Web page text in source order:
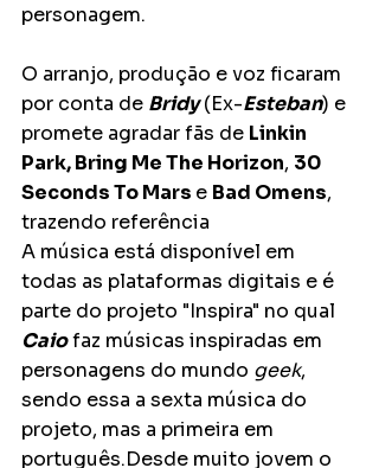
personagem.
O arranjo, produção e voz ficaram
por conta de Bridy (Ex-Esteban) e
promete agradar fãs de Linkin
Park, Bring Me The Horizon, 30
Seconds To Mars e Bad Omens,
trazendo referência
A música está disponível em
todas as plataformas digitais e é
parte do projeto "Inspira" no qual
Caio faz músicas inspiradas em
personagens do mundo geek,
sendo essa a sexta música do
projeto, mas a primeira em
português.Desde muito jovem o